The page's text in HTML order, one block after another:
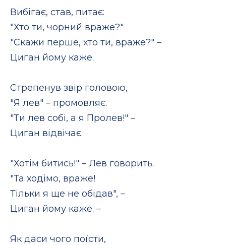
Вибігає, став, питає:
"Хто ти, чорний враже?"
"Скажи перше, хто ти, враже?" –
Циган йому каже.
Стрепенув звір головою,
"Я лев" – промовляє.
"Ти лев собі, а я Пролев!" –
Циган відвічає.
"Хотім битись!" – Лев говорить.
"Та ходімо, враже!
Тільки я ще не обідав", –
Циган йому каже. –
Як даси чого поїсти,